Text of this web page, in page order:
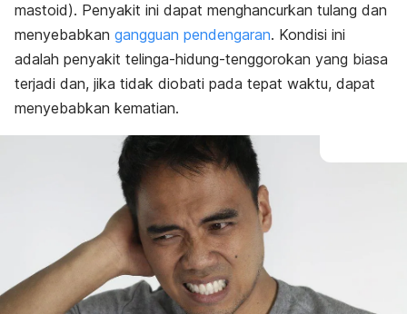
mastoid). Penyakit ini dapat menghancurkan tulang dan
menyebabkan gangguan pendengaran. Kondisi ini
adalah penyakit telinga-hidung-tenggorokan yang biasa
terjadi dan, jika tidak diobati pada tepat waktu, dapat
menyebabkan kematian.